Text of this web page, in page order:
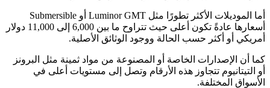
أما الموديلات الأكثر تطورًا مثل Luminor GMT أو Submersible
أسعارها عادةً تكون أعلى حيث تتراوح ما بين 6,000 إلى 11,000 دولار
أمريكي أو أكثر حسب الحالة ووجود الوثائق الأصلية.
كما أن الإصدارات الخاصة أو المصنوعة من مواد ثمينة مثل البرونز
أو التيتانيوم تتجاوز هذه الأرقام وتصل إلى مستويات أعلى في
الأسواق المختلفة.